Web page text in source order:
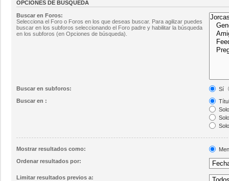
OPCIONES DE BÚSQUEDA
Buscar en Foros:
Selecciona el Foro o Foros en los que deseas buscar. Para agilizar puedes
buscar en los subforos seleccionando el Foro padre y habilitar la búsqueda
en los subforos (en Opciones de búsqueda).
Buscar en subforos:
Sí
Buscar en :
Mostrar resultados como:
Ordenar resultados por:
Limitar resultados previos a: